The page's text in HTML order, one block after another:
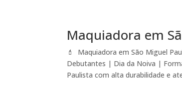
Maquiadora em
💄 Maquiadora em São Miguel
Debutantes | Dia da Noiva |
Paulista com alta durabilidade e